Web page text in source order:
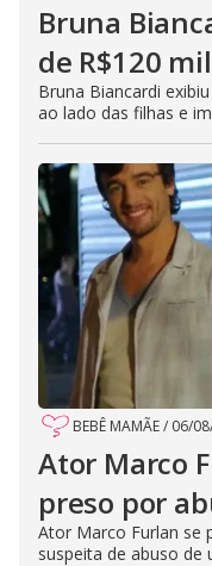
Bruna
de R$120
Bruna Biancardi
ao lado das filhas e
BEBÊ MAMÃE/ 06/
Ator Marco
preso por
Ator Marco Furlan se
suspeita de abuso de